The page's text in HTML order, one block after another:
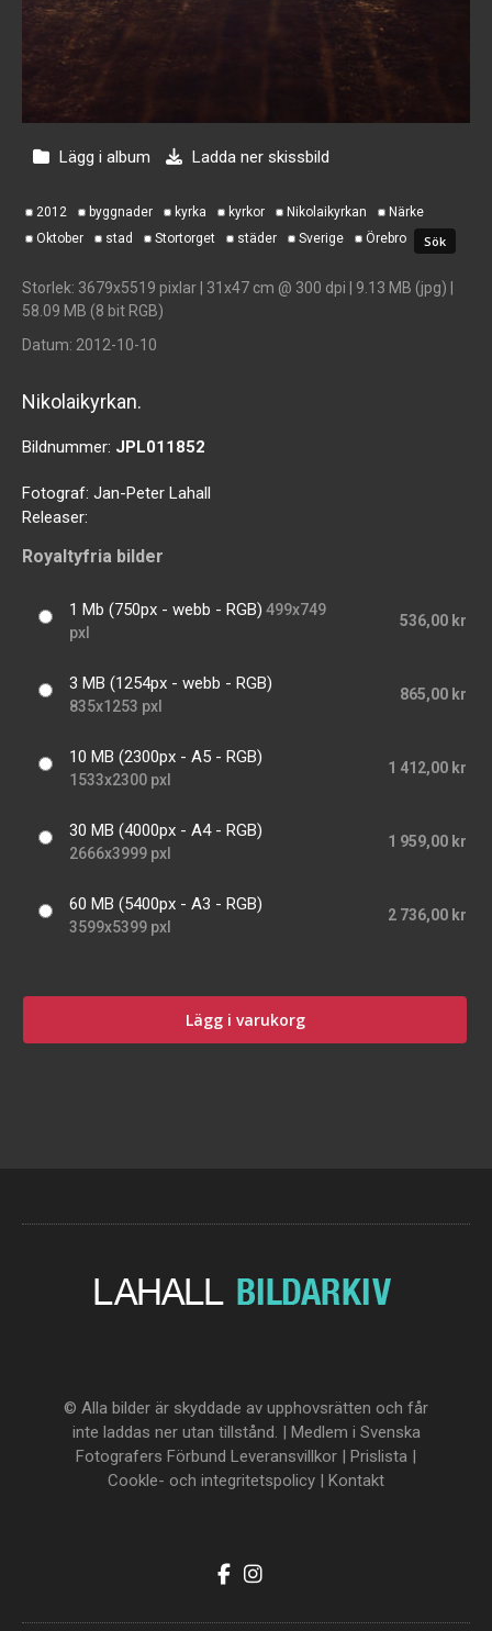
Lägg i album Ladda ner skissbild
2012 byggnader kyrka kyrkor Nikolaikyrkan
Närke
Oktober
stad Stortorget städer Sverige Örebro
Storlek: 3679x5519 pixlar | 31x47 cm @ 300 dpi | 9.13 MB (jpg) |
58.09 MB (8 bit RGB)
Datum: 2012-10-10
Nikolaikyrkan.
Bildnummer: JPL011852
Fotograf: Jan-Peter Lahall
Releaser:
Royaltyfria bilder
1 Mb (750px - webb - RGB) 499x749
pxl
536,00 kr
3 MB (1254px - webb - RGB)
835x1253 pxl
865,00 kr
10 MB (2300px - A5 - RGB)
1533x2300 pxl
1 412,00 kr
30 MB (4000px - A4 - RGB)
2666x3999 pxl
1 959,00 kr
60 MB (5400px - A3 - RGB)
3599x5399 pxl
2 736,00 kr
Lägg i varukorg
© Alla bilder är skyddade av upphovsrätten och får
inte laddas ner utan tillstånd. | Medlem i Svenska
Fotografers Förbund Leveransvillkor | Prislista |
Cookle- och integritetspolicy | Kontakt